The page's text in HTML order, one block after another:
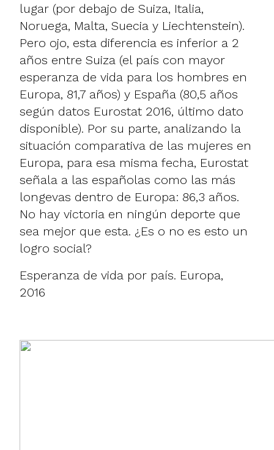
lugar (por debajo de Suiza, Italia,
Noruega, Malta, Suecia y Liechtenstein).
Pero ojo, esta diferencia es inferior a 2
años entre Suiza (el país con mayor
esperanza de vida para los hombres en
Europa, 81,7 años) y España (80,5 años
según datos Eurostat 2016, último dato
disponible). Por su parte, analizando la
situación comparativa de las mujeres en
Europa, para esa misma fecha, Eurostat
señala a las españolas como las más
longevas dentro de Europa: 86,3 años.
No hay victoria en ningún deporte que
sea mejor que esta. ¿Es o no es esto un
logro social?
Esperanza de vida por país. Europa,
2016